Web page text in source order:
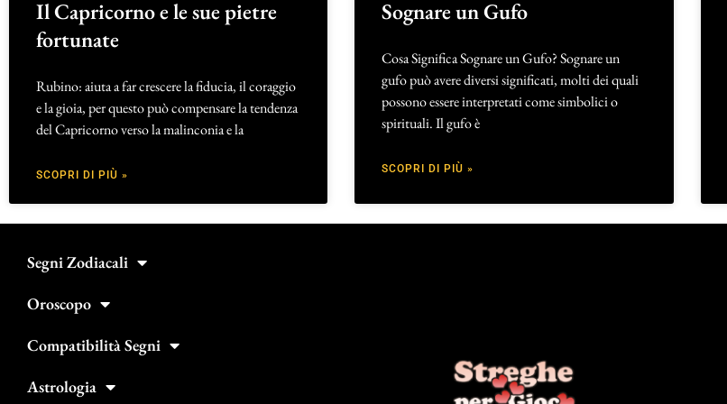
Il Capricorno e le sue pietre
fortunate
Rubino: aiuta a far crescere la fiducia, il coraggio
e la gioia, per questo può compensare la tendenza
del Capricorno verso la malinconia e la
SCOPRI DI PIÙ »
Sognare un Gufo
Cosa Significa Sognare un Gufo? Sognare un
gufo può avere diversi significati, molti dei quali
possono essere interpretati come simbolici o
spirituali. Il gufo è
SCOPRI DI PIÙ »
Segni Zodiacali
Oroscopo
Compatibilità Segni
Astrologia